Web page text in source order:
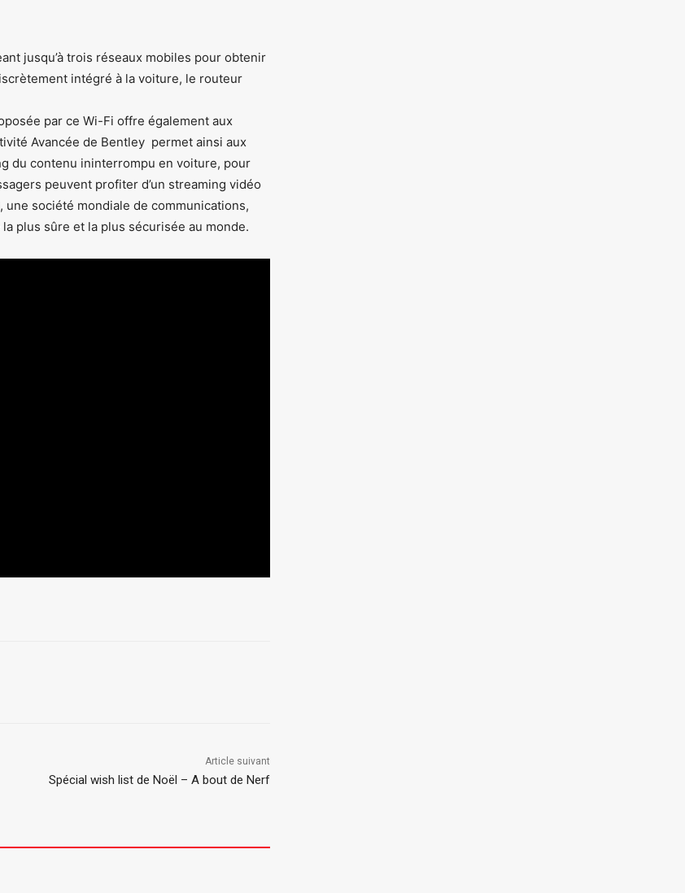
jusqu’à trois réseaux mobiles pour obtenir
intégré à la voiture, le routeur
par ce Wi-Fi offre également aux
Avancée de Bentley permet ainsi aux
du contenu ininterrompu en voiture, pour
peuvent profiter d’un streaming vidéo
une société mondiale de communications,
plus sûre et la plus sécurisée au monde.
Article suivant
Spécial wish list de Noël – A bout de Nerf